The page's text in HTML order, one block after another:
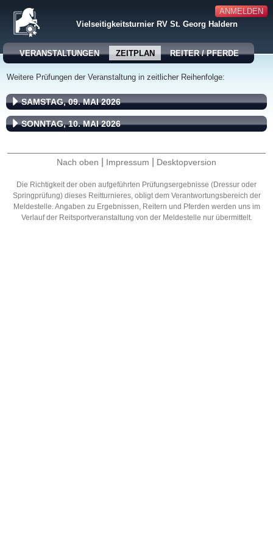
ANMELDEN
Vielseitigkeitsturnier RV St. Georg Haldern
VERANSTALTUNGEN ZEITPLAN REITER / PFERDE
Weitere Prüfungen der Veranstaltung in zeitlicher Reihenfolge:
SAMSTAG, 09. MAI 2026
SONNTAG, 10. MAI 2026
Nach oben Impressum Desktopversion
Die Richtigkeit der oben aufgeführten Prüfungsergebnisse (Dressur oder
Springprüfung) dieses Reitturnieres, obligt dem Verantwortungsbereich der
Meldestelle. Angaben zu Ergebnissen, Reitern und Pferden werden uns im
Verlauf der Reitsportveranstaltung von der Meldestelle nur übermittelt.